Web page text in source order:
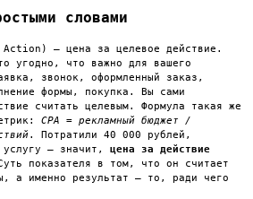
словами
— цена за целевое действие.
угодно, что важно для вашего
звонок, оформленный заказ,
формы, покупка. Вы сами
считать целевым. Формула такая же
CPA = рекламный бюджет /
. Потратили 40 000 рублей,
услугу — значит, цена за действие
показателя в том, что он считает
а именно результат — то, ради чего